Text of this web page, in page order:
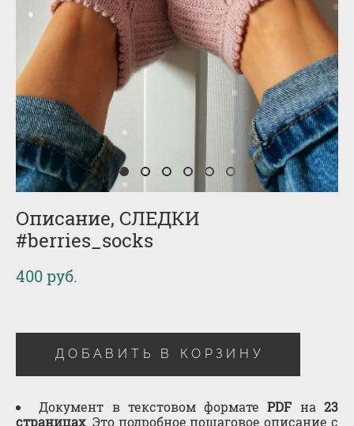
Описание, СЛЕДКИ
#berries_socks
400 pуб.
ДОБАВИТЬ В КОРЗИНУ
Документ в текстовом форматеPDF на23
страницах. Это подробное пошаговое описание с